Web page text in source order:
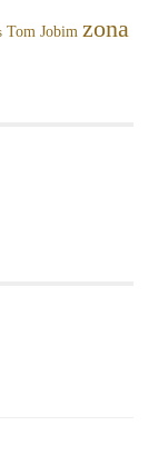
Tom Jobim zona